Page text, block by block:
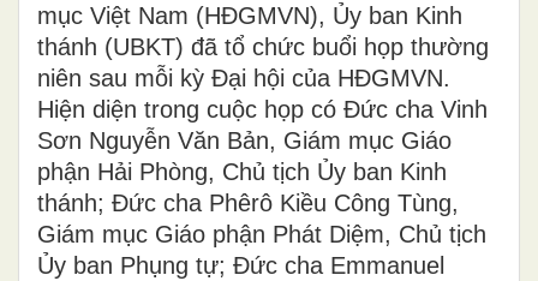
mục Việt Nam (HĐGMVN), Ủy ban Kinh
thánh (UBKT) đã tổ chức buổi họp thường
niên sau mỗi kỳ Đại hội của HĐGMVN.
Hiện diện trong cuộc họp có Đức cha Vinh
Sơn Nguyễn Văn Bản, Giám mục Giáo
phận Hải Phòng, Chủ tịch Ủy ban Kinh
thánh; Đức cha Phêrô Kiều Công Tùng,
Giám mục Giáo phận Phát Diệm, Chủ tịch
Ủy ban Phụng tự; Đức cha Emmanuel